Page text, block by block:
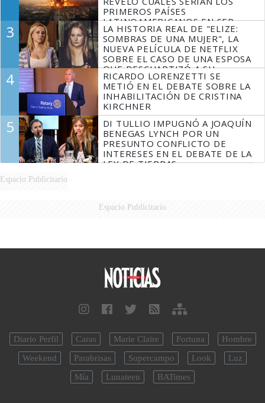
PRIMEROS PAÍSES
LATINOAMERICANOS EN SER
DERROTADOS
3
LA HISTORIA REAL DE "ELIZE:
SOMBRAS DE UNA MUJER", LA
NUEVA PELÍCULA DE NETFLIX
SOBRE EL CASO DE UNA ESPOSA
QUE DESCUARTIZÓ A SU
MARIDO
4
RICARDO LORENZETTI SE
METIÓ EN EL DEBATE SOBRE LA
INHABILITACIÓN DE CRISTINA
KIRCHNER
5
DI TULLIO IMPUGNÓ A JOAQUÍN
BENEGAS LYNCH POR UN
PRESUNTO CONFLICTO DE
INTERESES EN EL DEBATE DE LA
LEY DE TIERRAS
Espacio Publicitario
Espacio Publicitario
Diario Perfil Caras Marie Claire Fortuna
Hombre
Weekend
Parabrisas Supercampo Look
Luz
Mía
Lunateen BATimes